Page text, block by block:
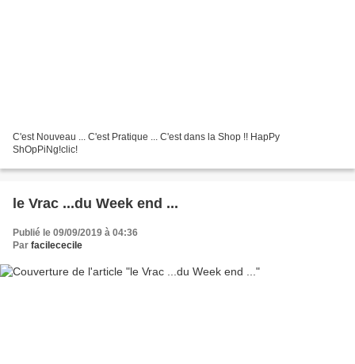
C'est Nouveau ... C'est Pratique ... C'est dans la Shop !! HapPy
ShOpPiNg!clic!
le Vrac ...du Week end ...
Publié le 09/09/2019 à 04:36
Par facilececile